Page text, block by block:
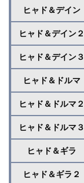
ヒャド＆デイン
ヒャド＆デイン２
ヒャド＆デイン３
ヒャド＆ドルマ
ヒャド＆ドルマ２
ヒャド＆ドルマ３
ヒャド＆ギラ
ヒャド＆ギラ２